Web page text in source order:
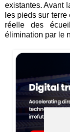
existantes. Avant
les pieds sur
réelle des
élimination par le